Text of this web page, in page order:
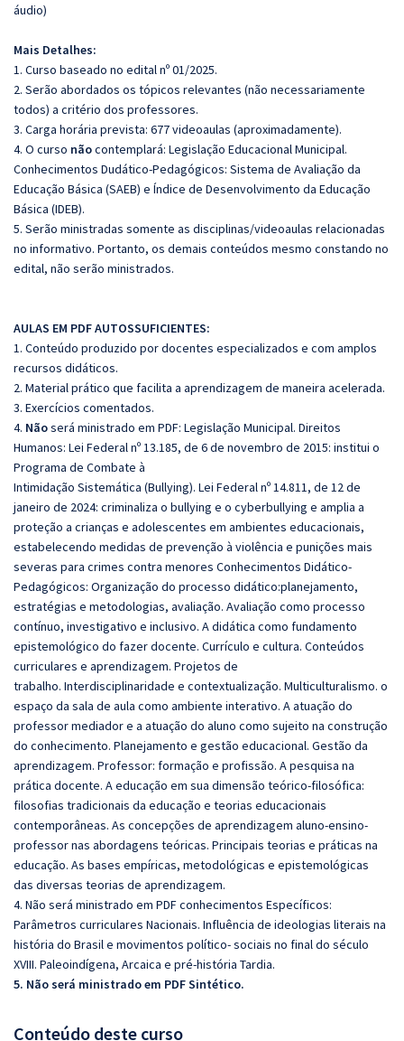
áudio)
Mais Detalhes:
1. Curso baseado no edital nº 01/2025.
2. Serão abordados os tópicos relevantes (não necessariamente
todos) a critério dos professores.
3. Carga horária prevista: 677 videoaulas (aproximadamente).
4. O curso nãocontemplará: Legislação Educacional Municipal.
Conhecimentos Dudático-Pedagógicos: Sistema de Avaliação da
Educação Básica (SAEB) e Índice de Desenvolvimento da Educação
Básica (IDEB).
5. Serão ministradas somente as disciplinas/videoaulas relacionadas
no informativo. Portanto, os demais conteúdos mesmo constando no
edital, não serão ministrados.
AULAS EM PDF AUTOSSUFICIENTES:
1. Conteúdo produzido por docentes especializados e com amplos
recursos didáticos.
2. Material prático que facilita a aprendizagem de maneira acelerada.
3. Exercícios comentados.
4. Nãoserá ministrado em PDF: Legislação Municipal. Direitos
Humanos: Lei Federal nº 13.185, de 6 de novembro de 2015: institui o
Programa de Combate à
Intimidação Sistemática (Bullying). Lei Federal nº 14.811, de 12 de
janeiro de 2024: criminaliza o bullying e o cyberbullying e amplia a
proteção a crianças e adolescentes em ambientes educacionais,
estabelecendo medidas de prevenção à violência e punições mais
severas para crimes contra menores Conhecimentos Didático-
Pedagógicos: Organização do processo didático:planejamento,
estratégias e metodologias, avaliação. Avaliação como processo
contínuo, investigativo e inclusivo. A didática como fundamento
epistemológico do fazer docente. Currículo e cultura. Conteúdos
curriculares e aprendizagem. Projetos de
trabalho. Interdisciplinaridade e contextualização. Multiculturalismo. o
espaço da sala de aula como ambiente interativo. A atuação do
professor mediador e a atuação do aluno como sujeito na construção
do conhecimento. Planejamento e gestão educacional. Gestão da
aprendizagem. Professor: formação e profissão. A pesquisa na
prática docente. Aeducação em sua dimensão teórico-filosófica:
filosofias tradicionais da educação e teorias educacionais
contemporâneas. As concepções de aprendizagem aluno-ensino-
professor nas abordagens teóricas. Principais teorias e práticas na
educação. As bases empíricas, metodológicas e epistemológicas
das diversas teorias de aprendizagem.
4. Não será ministrado em PDF conhecimentos Específicos:
Parâmetros curriculares Nacionais. Influência de ideologias literais na
história do Brasil e movimentos político- sociais no final do século
XVIII. Paleoindígena, Arcaica e pré-história Tardia.
5. Não será ministrado em PDF Sintético.
Conteúdo deste curso